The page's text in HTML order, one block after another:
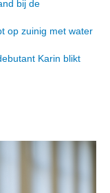
bij de
op zuinig met water
Karin blikt